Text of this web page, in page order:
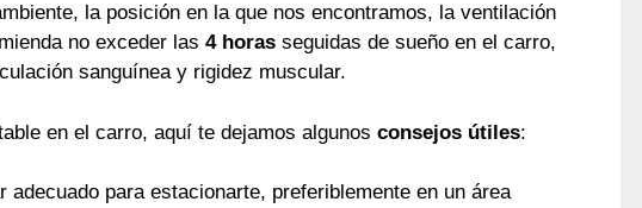
la posición en la que nos encontramos, la ventilación
no exceder las 4 horas seguidas de sueño en el carro,
sanguínea y rigidez muscular.
en el carro, aquí te dejamos algunos consejos útiles:
adecuado para estacionarte, preferiblemente en un área